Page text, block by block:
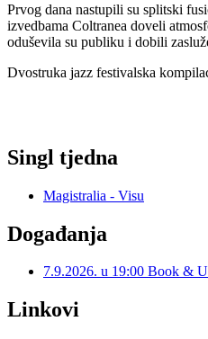
Prvog dana nastupili su splitski
izvedbama Coltranea doveli
oduševila su publiku i dobili
Dvostruka jazz festivalska
Singl tjedna
Magistralia - Visu
Događanja
7.9.2026. u 19:00 Book &
Linkovi